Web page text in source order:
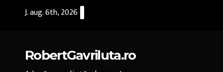
J. aug. 6th, 2026
RobertGavriluta.ro